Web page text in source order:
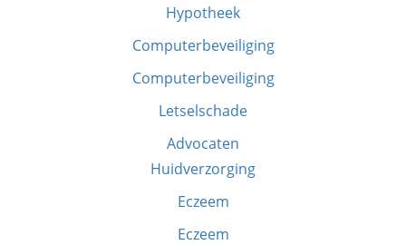
Hypotheek
Computerbeveiliging
Computerbeveiliging
Letselschade
Advocaten
Huidverzorging
Eczeem
Eczeem